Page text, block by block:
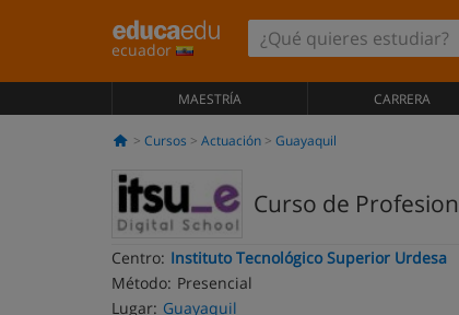
ecuador
MAESTRÍA CARRERA
Cursos Actuación Guayaquil
Curso de
Centro: Instituto Tecnológico Superior Urdesa
Método: Presencial
Lugar: Guayaquil